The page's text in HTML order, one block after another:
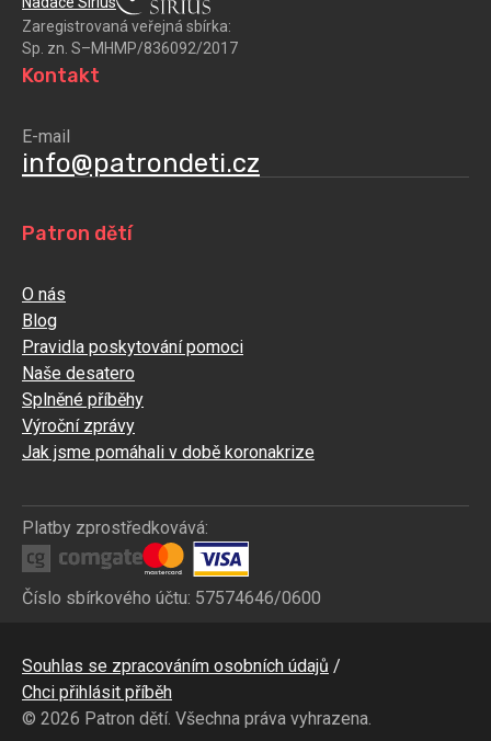
Zaregistrovaná veřejná sbírka:
Sp. zn. S–MHMP/836092/2017
Patron dětí
O nás
Blog
Pravidla poskytování pomoci
Naše desatero
Splněné příběhy
Výroční zprávy
Jak jsme pomáhali v době koronakrize
Kontakt
E-mail
info@patrondeti.cz
Platby zprostředkovává:
Číslo sbírkového účtu: 57574646/0600
Bottom
CZ
Souhlas se zpracováním osobních údajů
Chci přihlásit příběh
© 2026 Patron dětí. Všechna práva vyhrazena.